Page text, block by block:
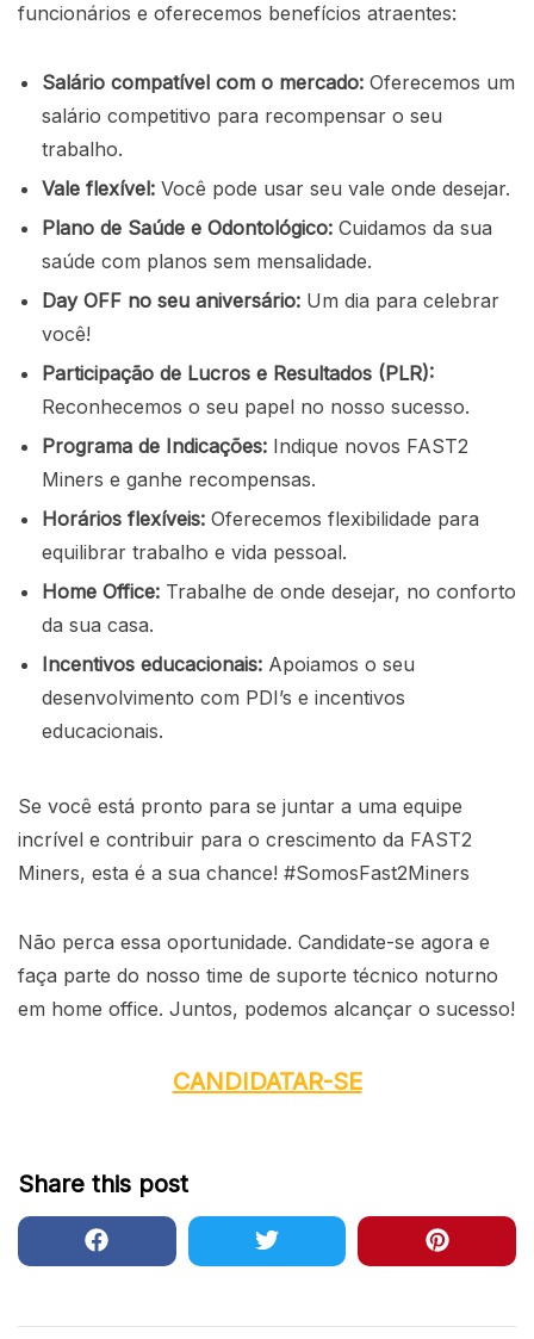
funcionários e oferecemos benefícios atraentes:
Salário compatível com o mercado: Oferecemos um
salário competitivo para recompensar o seu
trabalho.
Vale flexível: Você pode usar seu vale onde desejar.
Plano de Saúde e Odontológico: Cuidamos da sua
saúde com planos sem mensalidade.
Day OFF no seu aniversário: Um dia para celebrar
você!
Participação de Lucros e Resultados (PLR):
Reconhecemos o seu papel no nosso sucesso.
Programa de Indicações: Indique novos FAST2
Miners e ganhe recompensas.
Horários flexíveis: Oferecemos flexibilidade para
equilibrar trabalho e vida pessoal.
Home Office: Trabalhe de onde desejar, no conforto
da sua casa.
Incentivos educacionais: Apoiamos o seu
desenvolvimento com PDI’s e incentivos
educacionais.
Se você está pronto para se juntar a uma equipe
incrível e contribuir para o crescimento da FAST2
Miners, esta é a sua chance! #SomosFast2Miners
Não perca essa oportunidade. Candidate-se agora e
faça parte do nosso time de suporte técnico noturno
em home office. Juntos, podemos alcançar o sucesso!
CANDIDATAR-SE
Share this post